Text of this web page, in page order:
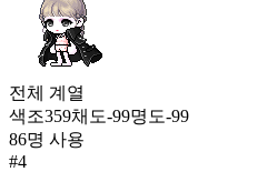
전체 계열
색조359채도-99명도-99
86명 사용
#4